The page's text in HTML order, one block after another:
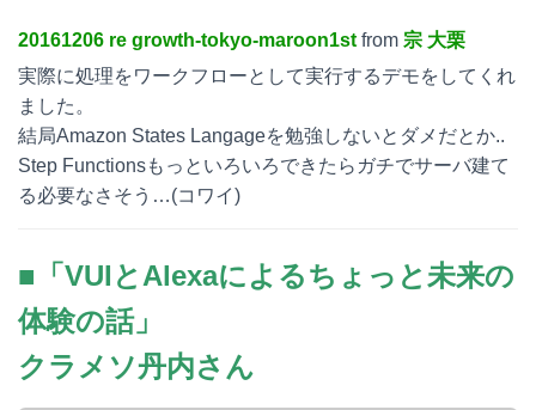
20161206 re growth-tokyo-maroon1st from 宗 大栗
実際に処理をワークフローとして実行するデモをしてくれ
ました。
結局Amazon States Langageを勉強しないとダメだとか..
Step Functionsもっといろいろできたらガチでサーバ建て
る必要なさそう…(コワイ)
■「VUIとAlexaによるちょっと未来の
体験の話」
クラメソ丹内さん